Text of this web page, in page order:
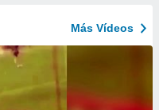
Más Vídeos